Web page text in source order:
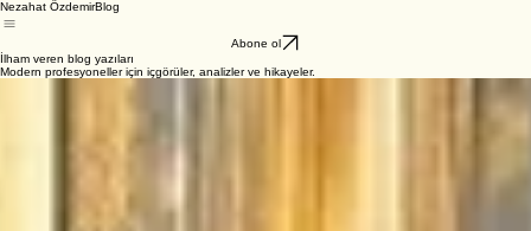
Nezahat ÖzdemirBlog
Abone ol
İlham veren blog yazıları
Modern profesyoneller için içgörüler, analizler ve hikayeler.